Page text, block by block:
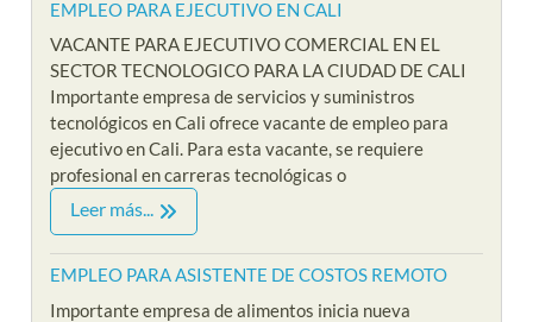
EMPLEO PARA EJECUTIVO EN CALI
VACANTE PARA EJECUTIVO COMERCIAL EN EL
SECTOR TECNOLOGICO PARA LA CIUDAD DE CALI
Importante empresa de servicios y suministros
tecnológicos en Cali ofrece vacante de empleo para
ejecutivo en Cali. Para esta vacante, se requiere
profesional en carreras tecnológicas o
Leer más...
EMPLEO PARA ASISTENTE DE COSTOS REMOTO
Importante empresa de alimentos inicia nueva